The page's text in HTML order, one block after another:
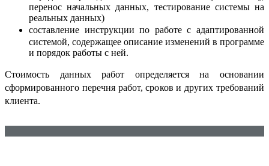
перенос начальных данных, тестирование системы на
реальных данных)
составление инструкции по работе с адаптированной
системой, содержащее описание изменений в программе
и порядок работы с ней.
Стоимость данных работ определяется на основании
сформированного перечня работ, сроков и других требований
клиента.